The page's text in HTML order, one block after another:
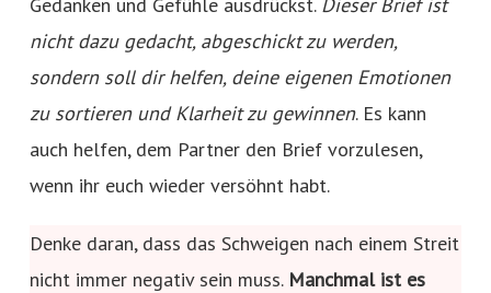
nicht dazu gedacht, abgeschickt zu werden,
sondern soll dir helfen, deine eigenen Emotionen
zu sortieren und Klarheit zu gewinnen. Es kann
auch helfen, dem Partner den Brief vorzulesen,
wenn ihr euch wieder versöhnt habt.
Denke daran, dass das Schweigen nach einem Streit
nicht immer negativ sein muss. Manchmal ist es